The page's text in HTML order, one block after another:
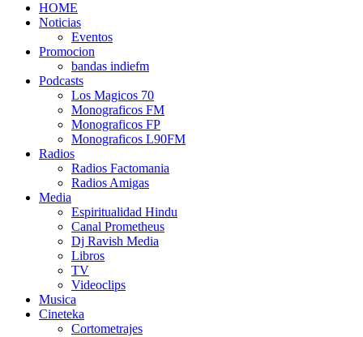
HOME
Noticias
Eventos
Promocion
bandas indiefm
Podcasts
Los Magicos 70
Monograficos FM
Monograficos FP
Monograficos L90FM
Radios
Radios Factomania
Radios Amigas
Media
Espiritualidad Hindu
Canal Prometheus
Dj Ravish Media
Libros
TV
Videoclips
Musica
Cineteka
Cortometrajes